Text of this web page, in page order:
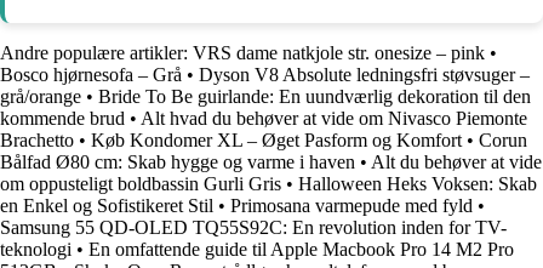
Andre populære artikler: VRS dame natkjole str. onesize – pink •
Bosco hjørnesofa – Grå • Dyson V8 Absolute ledningsfri støvsuger –
grå/orange • Bride To Be guirlande: En uundværlig dekoration til den
kommende brud • Alt hvad du behøver at vide om Nivasco Piemonte
Brachetto • Køb Kondomer XL – Øget Pasform og Komfort • Corun
Bålfad Ø80 cm: Skab hygge og varme i haven • Alt du behøver at vide
om oppusteligt boldbassin Gurli Gris • Halloween Heks Voksen: Skab
en Enkel og Sofistikeret Stil • Primosana varmepude med fyld •
Samsung 55 QD-OLED TQ55S92C: En revolution inden for TV-
teknologi • En omfattende guide til Apple Macbook Pro 14 M2 Pro